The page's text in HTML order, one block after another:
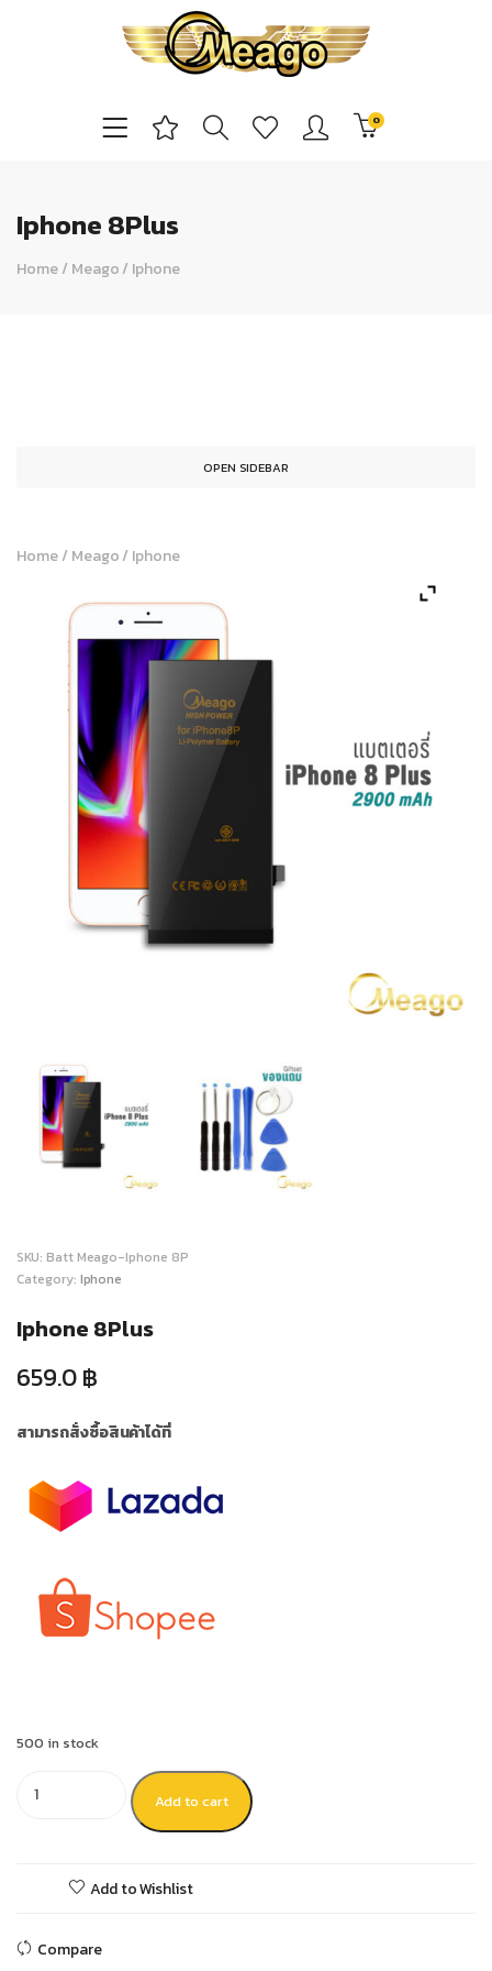
0
Iphone 8Plus
Home/ Meago/ Iphone
OPEN SIDEBAR
Home/ Meago/ Iphone
SKU: Batt Meago-Iphone 8P
Category: Iphone
Iphone 8Plus
659.0฿
สามารถสั่งซื้อสินค้าได้ที่
500 in stock
Add to cart
Add to Wishlist
Compare